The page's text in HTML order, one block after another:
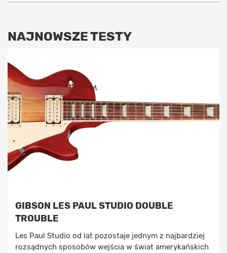
NAJNOWSZE TESTY
GIBSON LES PAUL STUDIO DOUBLE
TROUBLE
Les Paul Studio od lat pozostaje jednym z najbardziej
rozsądnych sposobów wejścia w świat amerykańskich